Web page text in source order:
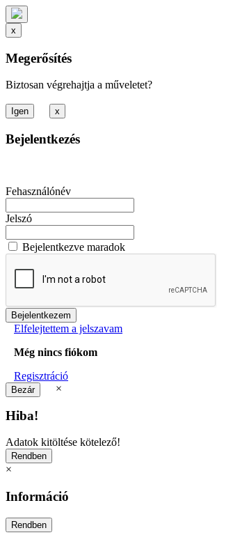
x
Megerősítés
Biztosan végrehajtja a műveletet?
x
Bejelentkezés
Fehasználónév
Jelszó
Bejelentkezve maradok
Elfelejtettem a jelszavam
Még nincs fiókom
Regisztráció
×
Hiba!
Adatok kitöltése kötelező!
×
Információ